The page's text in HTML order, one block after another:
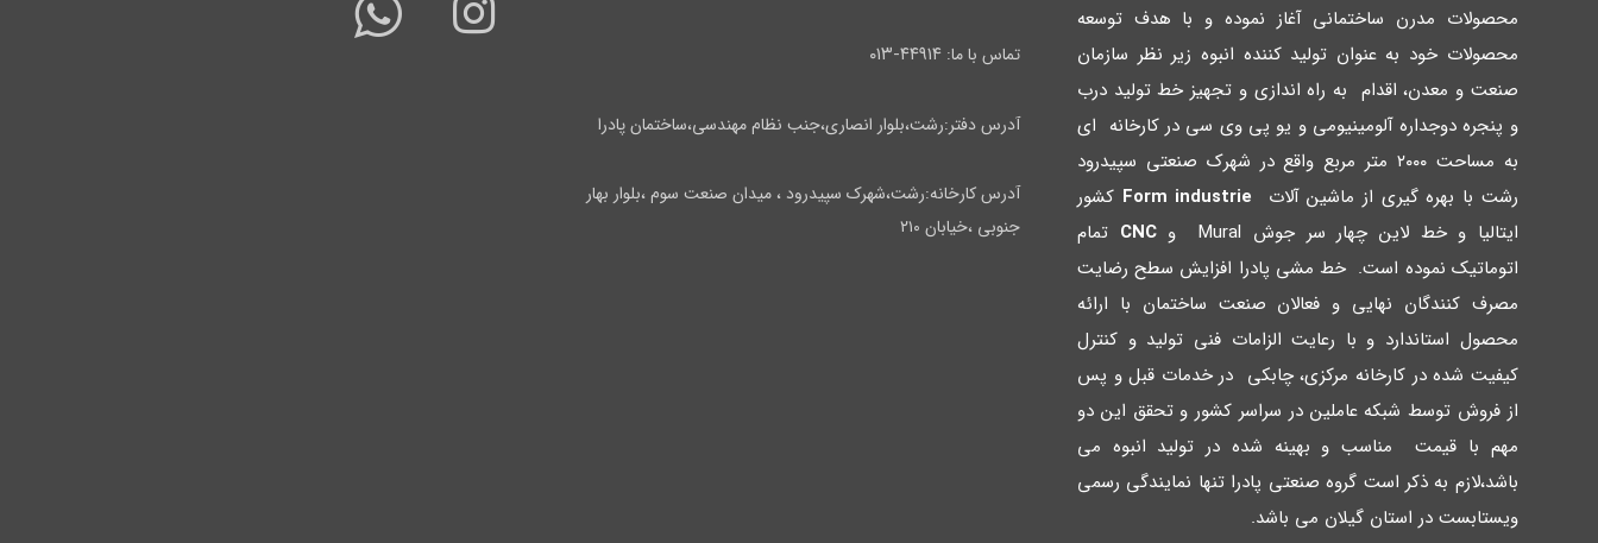
محصولات مدرن ساختمانی آغاز نموده و با هدف توسعه
محصولات خود به عنوان تولید کننده انبوه زیر نظر سازمان
صنعت و معدن، اقدام به راه اندازي و تجهیز خط تولید درب
و پنجره دوجداره آلومینیومی و یو پی وي سی در کارخانه اي
به مساحت ۲۰۰۰ متر مربع واقع در شهرك صنعتی سپیدرود
رشت با بهره گیري از ماشین آلات Form industrie کشور
ایتالیا و خط لاین چهار سر جوش Mural و
CNC تمام
اتوماتیک نموده است. خط مشی پادرا افزایش سطح رضایت
مصرف کنندگان نهایی و فعالان صنعت ساختمان با ارائه
محصول استاندارد و با رعایت الزامات فنی تولید و کنترل
کیفیت شده در کارخانه مرکزي، چابکی در خدمات قبل و پس
از فروش توسط شبکه عاملین در سراسر کشور و تحقق این دو
مهم با قیمت مناسب و بهینه شده در تولید انبوه می
باشد،لازم به ذکر است گروه صنعتی پادرا تنها نمایندگی رسمی
ویستابست در استان گیلان می باشد.
تماس با ما: ۴۴۹۱۴-۰۱۳
آدرس دفتر:رشت،بلوار انصاری،جنب نظام مهندسی،ساختمان پادرا
آدرس کارخانه:رشت،شهرک سپیدرود ، میدان صنعت سوم ،بلوار بهار
جنوبی ،خیابان ۲۱۰